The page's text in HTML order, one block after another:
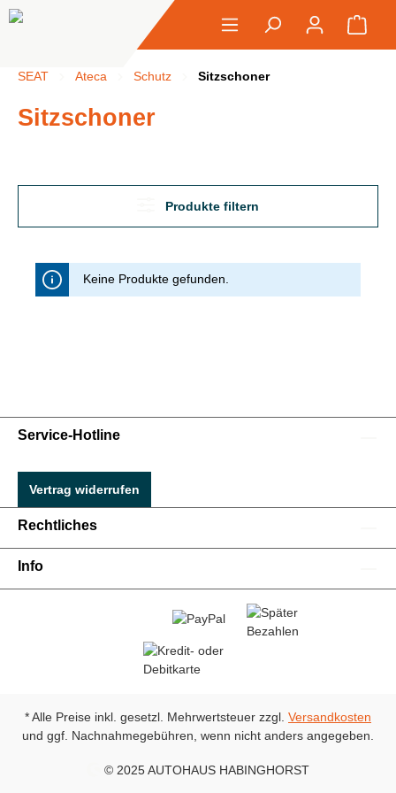
springen
SEAT Ateca Schutz Sitzschoner
Sitzschoner
Produkte filtern
Keine Produkte gefunden.
Service-Hotline
Vertrag widerrufen
Rechtliches
Info
* Alle Preise inkl. gesetzl. Mehrwertsteuer zzgl. Versandkosten
und ggf. Nachnahmegebühren, wenn nicht anders angegeben.
© 2025 AUTOHAUS HABINGHORST